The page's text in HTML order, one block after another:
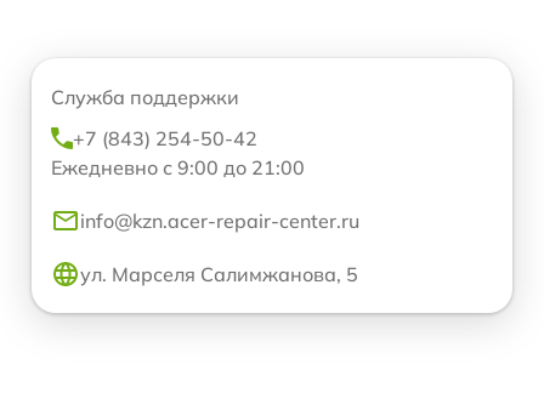
Служба поддержки
+7 (843) 254-50-42
Ежедневно с 9:00 до 21:00
info@kzn.acer-repair-center.ru
ул. Марселя Салимжанова, 5